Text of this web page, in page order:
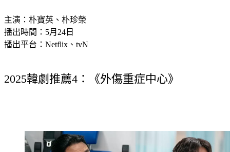
主演：朴寶英、朴珍榮
播出時間：5月24日
播出平台：Netflix、tvN
2025韓劇推薦4：《外傷重症中心》